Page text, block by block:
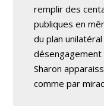
remplir des
publiques en
du plan
Sharon
comme par